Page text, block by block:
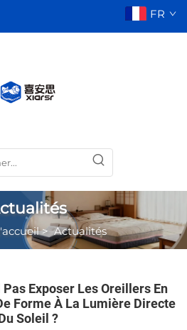
FR
>Actualités
Exposer Les Oreillers En
Forme À La Lumière Directe
Soleil ?